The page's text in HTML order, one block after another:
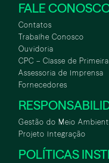
FALE
Contatos
Trabalhe Conosco
Ouvidoria
CPC – Classe de
Assessoria de Imprensa
Fornecedores
Gestão do Meio
Projeto Integração
POLÍTICAS